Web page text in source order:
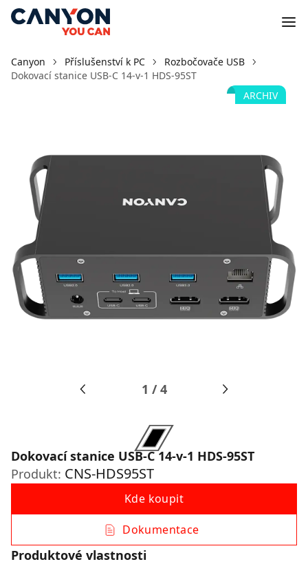
Canyon Příslušenství k PC
Rozbočovače USB
Dokovací stanice USB-C 14-v-1 HDS-95ST
ARCHIV
1 /4
Dokovací stanice USB-C 14-v-1 HDS-95ST
Produkt: CNS-HDS95ST
Kde koupit
Dokumentace
Produktové vlastnosti